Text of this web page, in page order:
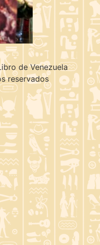
de Venezuela
reservados